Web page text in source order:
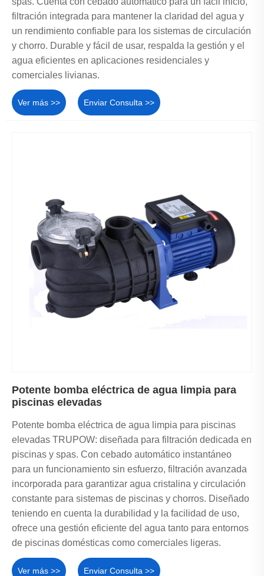
filtración integrada para mantener la claridad del agua y
un rendimiento confiable para los sistemas de circulación
y chorro. Durable y fácil de usar, respalda la gestión y el
agua eficientes en aplicaciones residenciales y
comerciales livianas.
Ver más >> Enviar Consulta >>
Potente bomba eléctrica de agua limpia para
piscinas elevadas
Potente bomba eléctrica de agua limpia para piscinas
elevadas TRUPOW: diseñada para filtración dedicada en
piscinas y spas. Con cebado automático instantáneo
para un funcionamiento sin esfuerzo, filtración avanzada
incorporada para garantizar agua cristalina y circulación
constante para sistemas de piscinas y chorros. Diseñado
teniendo en cuenta la durabilidad y la facilidad de uso,
ofrece una gestión eficiente del agua tanto para entornos
de piscinas domésticas como comerciales ligeras.
Ver más >> Enviar Consulta >>